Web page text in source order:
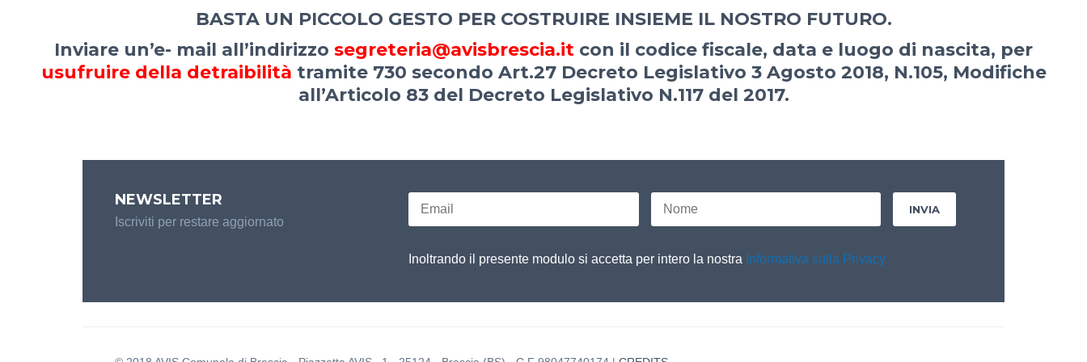
BASTA UN PICCOLO GESTO PER COSTRUIRE INSIEME IL NOSTRO FUTURO.
Inviare un’e- mail all’indirizzo segreteria@avisbrescia.it con il codice fiscale, data e luogo di nascita, per
usufruire della detraibilità tramite 730 secondo Art.27 Decreto Legislativo 3 Agosto 2018, N.105, Modifiche
all’Articolo 83 del Decreto Legislativo N.117 del 2017.
NEWSLETTER
Iscriviti per restare aggiornato
Inoltrando il presente modulo si accetta per intero la nostra Informativa sulla Privacy